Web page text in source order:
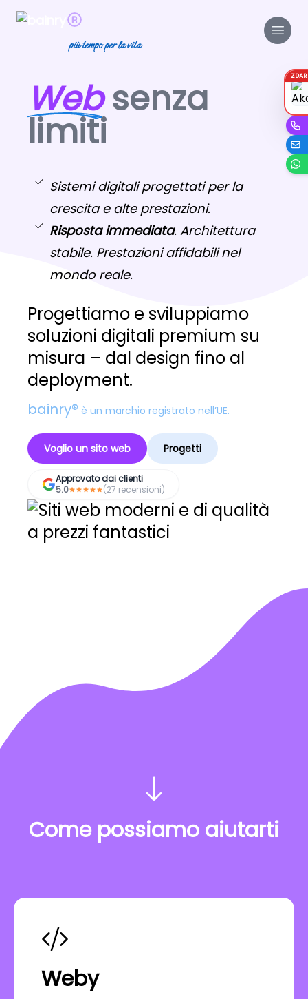
più tempo per la vita
Websenza
limiti
Sistemi digitali progettati per la
crescita e alte prestazioni.
Risposta immediata. Architettura
stabile. Prestazioni affidabili nel
mondo reale.
Progettiamo e sviluppiamo
soluzioni digitali premium su
misura – dal design fino al
deployment.
bainry® è un marchio registrato nell’UE.
Voglio un sito web Progetti
Approvato dai clienti
5.0
(27 recensioni)
Come possiamo aiutarti
Weby